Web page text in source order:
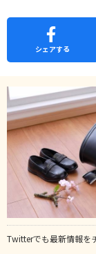
シェアする
Twitterでも最新情報を